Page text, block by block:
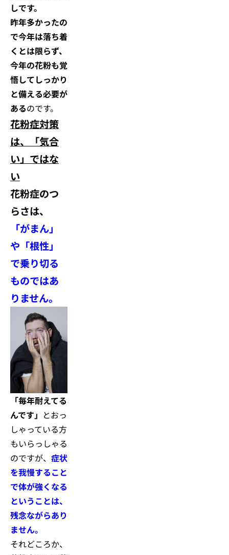
しです。
昨年多かったの
で今年は落ち着
くとは限らず、
今年の花粉も覚
悟してしっかり
と備える必要が
あるのです。
花粉症対策
は、「気合
い」ではな
い
花粉症のつ
らさは、
「がまん」
や「根性」
で乗り切る
ものではあ
りません。
「毎年耐えてる
んです」 とおっ
しゃっている方
もいらっしゃる
のですが、 症状
を我慢すること
で体が強くなる
ということは、
残念ながらあり
ません。
それどころか、